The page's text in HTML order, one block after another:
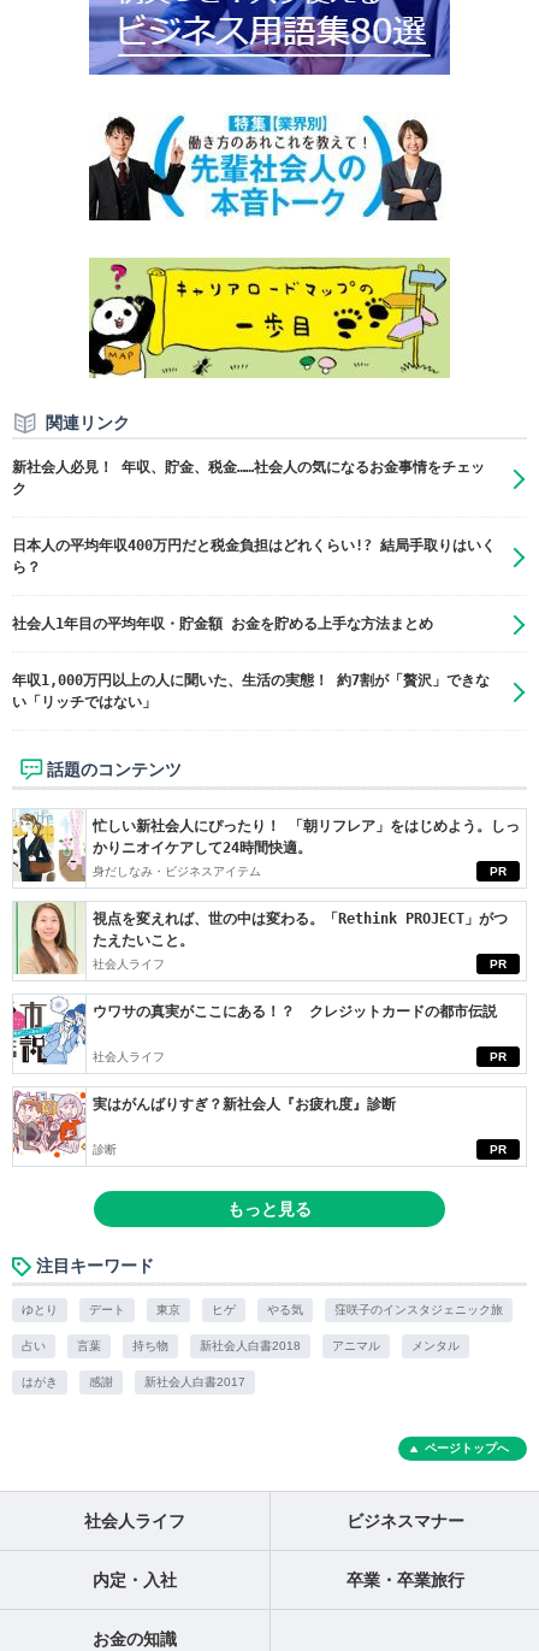
関連リンク
新社会人必見！ 年収、貯金、税金……社会人の気になるお金事情をチェッ
ク
日本人の平均年収400万円だと税金負担はどれくらい!? 結局手取りはいく
ら？
社会人1年目の平均年収・貯金額 お金を貯める上手な方法まとめ
年収1,000万円以上の人に聞いた、生活の実態！ 約7割が「贅沢」できな
い「リッチではない」
話題のコンテンツ
PR
忙しい新社会人にぴったり！ 「朝リフレア」をはじめよう。しっ
かりニオイケアして24時間快適。
身だしなみ・ビジネスアイテム
PR
視点を変えれば、世の中は変わる。「Rethink PROJECT」がつ
たえたいこと。
社会人ライフ
PR
ウワサの真実がここにある！？ クレジットカードの都市伝説
社会人ライフ
PR
実はがんばりすぎ？新社会人『お疲れ度』診断
診断
もっと見る
注目キーワード
ゆとり デート 東京 ヒゲ やる気 窪咲子のインスタジェニック旅
占い 言葉 持ち物 新社会人白書2018 アニマル メンタル
はがき 感謝 新社会人白書2017
ページトップへ
社会人ライフ ビジネスマナー
内定・入社 卒業・卒業旅行
お金の知識